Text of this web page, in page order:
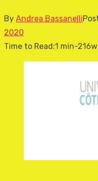
By Andrea Bassanelli
2020
Time to Read:1 min-216